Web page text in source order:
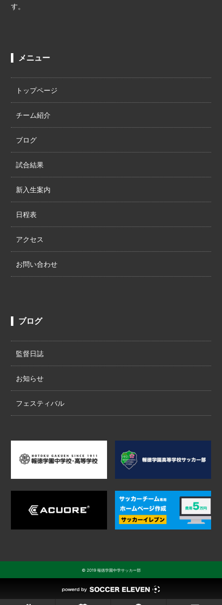
す。
メニュー
トップページ
チーム紹介
ブログ
試合結果
新入生案内
日程表
アクセス
お問い合わせ
ブログ
監督日誌
お知らせ
フェスティバル
© 2019 報徳学園中学サッカー部